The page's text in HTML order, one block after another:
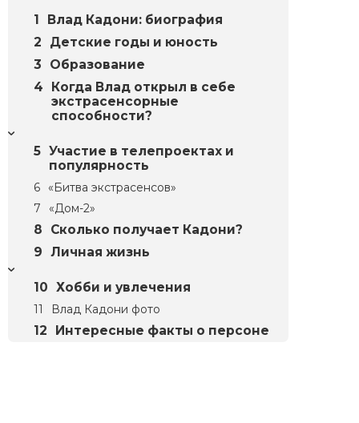
Влад Кадони: биография
Детские годы и юность
Образование
Когда Влад открыл в себе
экстрасенсорные
способности?
Участие в телепроектах и
популярность
«Битва экстрасенсов»
«Дом-2»
Сколько получает Кадони?
Личная жизнь
Хобби и увлечения
Влад Кадони фото
Интересные факты о персоне